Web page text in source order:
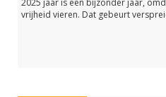
2025 jaar is een bijzonder jaar,
vrijheid vieren. Dat gebeurt